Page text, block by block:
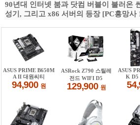
90년대 인터넷 붐과 닷컴 버블이 불러온
성기, 그리고 x86 서버의 등장 [PC흥망사